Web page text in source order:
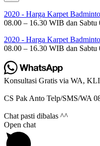
2020 - Harga Karpet
08.00 – 16.30 WIB dan
2020 - Harga Karpet
08.00 – 16.30 WIB dan
Konsultasi Gratis via WA,
CS Pak Anto Telp/SMS/WA
Chat pasti dibalas ^^
Open chat